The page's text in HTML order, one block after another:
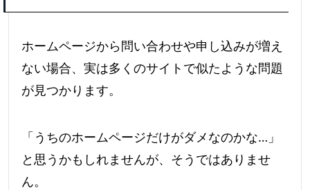
ホームページから問い合わせや申し込みが増え
ない場合、実は多くのサイトで似たような問題
が見つかります。
「うちのホームページだけがダメなのかな…」
と思うかもしれませんが、そうではありませ
ん。